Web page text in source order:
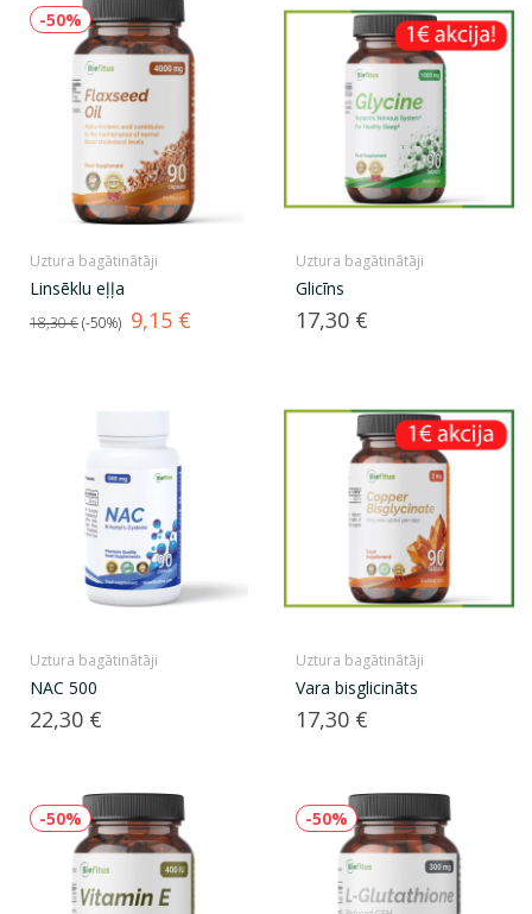
-50%
Uztura bagātinātāji
Linsēklu eļļa
Standarta
cena
18,30 € -50% Cena
9,15 €
Uztura bagātinātāji
Glicīns
Cena
17,30 €
Uztura bagātinātāji
NAC 500
Cena
22,30 €
Uztura bagātinātāji
Vara bisglicināts
Cena
17,30 €
-50% -50%